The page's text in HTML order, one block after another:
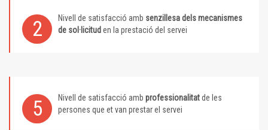
2 Nivell de satisfacció amb senzillesa dels mecanismes
de sol·licitud en la prestació del servei
5 Nivell de satisfacció amb professionalitatde les
persones que et van prestar el servei